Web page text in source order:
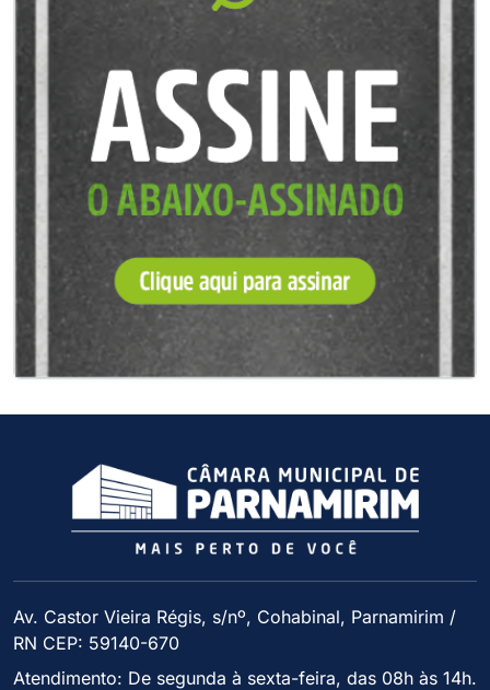
Av. Castor Vieira Régis, s/nº, Cohabinal, Parnamirim /
RN CEP: 59140-670
Atendimento: De segunda à sexta-feira, das 08h às 14h.